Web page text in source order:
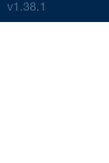
v1.38.1